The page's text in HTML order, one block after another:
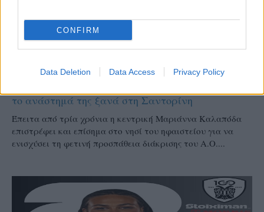
CONFIRM
Data Deletion Data Access Privacy Policy
05/08/2026
το ανάστημά της ξανά στη Σαντορίνη
Έπειτα από τρία χρόνια η κεντρική Μαριάννα Καλαπόδα
επιστρέφει και επίσημα στο νησί του ηφαιστείου για να
ενισχύσει τη φετινή προσπάθεια διάκρισης του Α.Ο....